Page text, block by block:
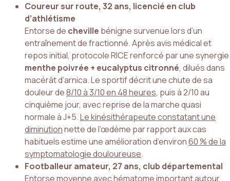
Coureur sur route, 32 ans, licencié en club
d’athlétisme
Entorse de cheville bénigne survenue lors d’un
entraînement de fractionné. Après avis médical et
repos initial, protocole RICE renforcé par une synergie
menthe poivrée + eucalyptus citronné, dilués dans
macérât d’arnica. Le sportif décrit une chute de sa
douleur de8/10 à 3/10 en 48 heures, puis à 2/10 au
cinquième jour, avec reprise de la marche quasi
normale à J+5.Le kinésithérapeute constatant une
diminutionnette de l’œdème par rapport aux cas
habituels estime une amélioration d’environ60 % de la
symptomatologie douloureuse.
Footballeur amateur, 27 ans, club départemental
Entorse moyenne avec hématome important autour